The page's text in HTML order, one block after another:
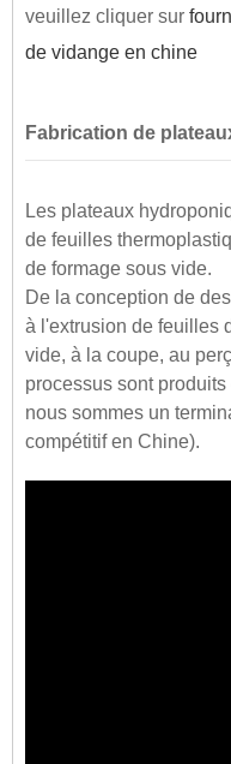
veuillez cliquer sur
de vidange en chine
Fabrication de
Les plateaux
de feuilles
de formage sous vide.
De la conception de
à l'extrusion de feuilles
vide, à la coupe, au
processus sont
nous sommes un
compétitif en Chine).